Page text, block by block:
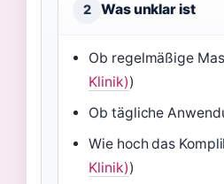
2 Was unklar ist
Ob regelmäßige
Klinik))
Ob tägliche
Wie hoch das
Klinik))